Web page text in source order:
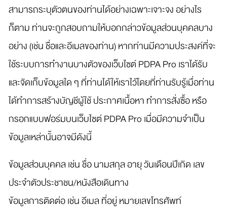
สามารถระบุตัวตนของท่านได้อย่างเฉพาะเจาะจง อย่างไร
ก็ตาม ท่านจะถูกสอบถามให้บอกกล่าวข้อมูลส่วนบุคคลบาง
อย่าง (เช่น ชื่อและอีเมลของท่าน) หากท่านมีความประสงค์ที่จะ
ใช้ระบบการทำงานบางตัวของเว็บไซต์ PDPA Pro เราได้รับ
และจัดเก็บข้อมูลใด ๆ ที่ท่านได้ให้เราไว้โดยที่ท่านรับรู้เมื่อท่าน
ได้ทำการสร้างบัญชีผู้ใช้ ประกาศเนื้อหา ทำการสั่งซื้อ หรือ
กรอกแบบฟอร์มบนเว็บไซต์ PDPA Pro เมื่อมีความจำเป็น
ข้อมูลเหล่านั้นอาจมีดังนี้
ข้อมูลส่วนบุคคล เช่น ชื่อ นามสกุล อายุ วันเดือนปีเกิด เลข
ประจำตัวประชาชน/หนังสือเดินทาง
ข้อมูลการติดต่อ เช่น อีเมล ที่อยู่ หมายเลขโทรศัพท์